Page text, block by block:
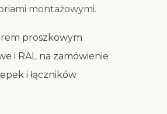
montażowymi.
proszkowym
i RAL na zamówienie
i łączników